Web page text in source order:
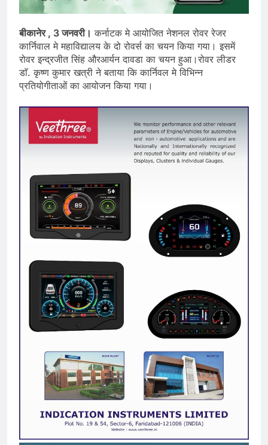
बीकानेर , 3 जनवरी। कर्नाटक मे आयोजित नेशनल रोवर रेजर
कार्निवाल मे महाविद्यालय के दो रोवर्स का चयन किया गया। इसमें
रोवर इन्द्रजीत सिंह औरआर्यन दावडा का चयन हुआ।रोवर लीडर
डाॅ. कृष्ण कुमार खत्री ने बताया कि कार्निवल मे विभिन्न
प्रतियोगीताओं का आयोजन किया गया।